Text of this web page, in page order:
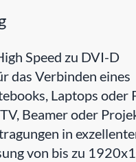
Speed zu DVI-D
das Verbinden eines
Laptops oder
Beamer oder
in
von bis zu